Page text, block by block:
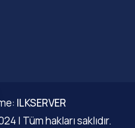
ILKSERVER
| Tüm hakları saklıdır.